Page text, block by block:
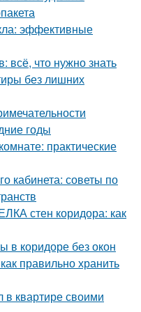
эффективные
всё, что нужно знать
без лишних
годы
практические
кабинета: советы по
стен коридора: как
в коридоре без окон
правильно хранить
в квартире своими